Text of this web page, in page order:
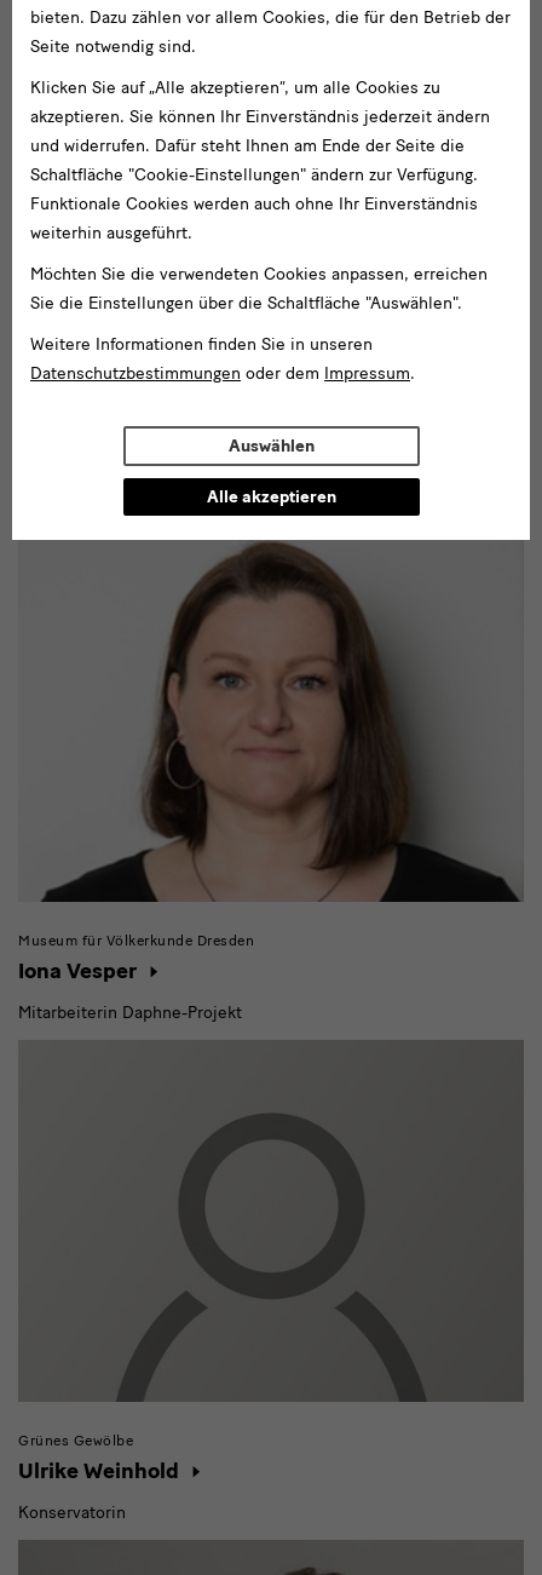
Wissenschaftliche Mitarbeiterin
GRASSI Museum für Völkerkunde zu Leipzig
Frank Usbeck
Wissenschaftlicher Mitarbeiter / Kurator
Museum für Völkerkunde Dresden
Iona Vesper
Mitarbeiterin Daphne-Projekt
Grünes Gewölbe
Ulrike Weinhold
Konservatorin
bieten. Dazu zählen vor allem Cookies, die für den Betrieb der
Seite notwendig sind.
Klicken Sie auf „Alle akzeptieren“, um alle Cookies zu
akzeptieren. Sie können Ihr Einverständnis jederzeit ändern
und widerrufen. Dafür steht Ihnen am Ende der Seite die
Schaltfläche "Cookie-Einstellungen" ändern zur Verfügung.
Funktionale Cookies werden auch ohne Ihr Einverständnis
weiterhin ausgeführt.
Möchten Sie die verwendeten Cookies anpassen, erreichen
Sie die Einstellungen über die Schaltfläche "Auswählen".
Weitere Informationen finden Sie in unseren
Datenschutzbestimmungen oder dem Impressum.
Auswählen
Alle akzeptieren